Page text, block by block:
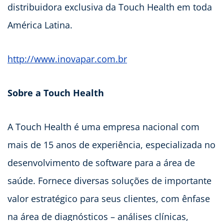
distribuidora exclusiva da Touch Health em toda
América Latina.
http://www.inovapar.com.br
Sobre a Touch Health
A Touch Health é uma empresa nacional com
mais de 15 anos de experiência, especializada no
desenvolvimento de software para a área de
saúde. Fornece diversas soluções de importante
valor estratégico para seus clientes, com ênfase
na área de diagnósticos – análises clínicas,